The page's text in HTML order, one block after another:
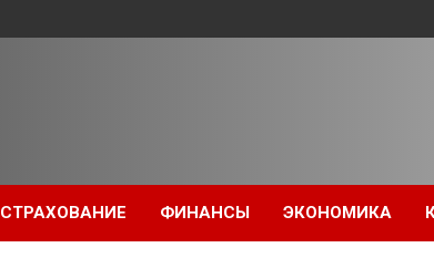
СТРАХОВАНИЕ ФИНАНСЫ ЭКОНОМИКА